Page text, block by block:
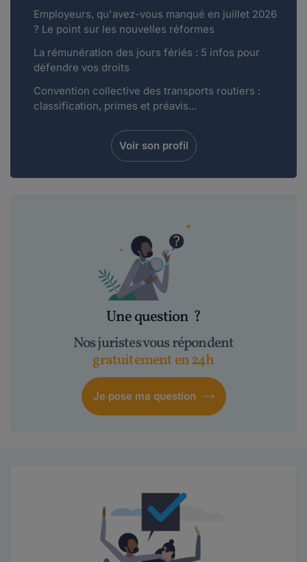
Employeurs, qu'avez-vous manqué en juillet 2026
? Le point sur les nouvelles réformes
La rémunération des jours fériés : 5 infos pour
défendre vos droits
Convention collective des transports routiers :
classification, primes et préavis...
Voir son profil
Une question ?
Nos juristes vous répondent
gratuitement en 24h
Je pose ma question